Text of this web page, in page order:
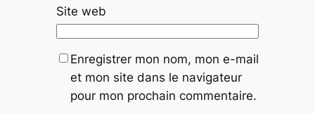
Site web
Enregistrer mon nom, mon e-mail
et mon site dans le navigateur
pour mon prochain commentaire.